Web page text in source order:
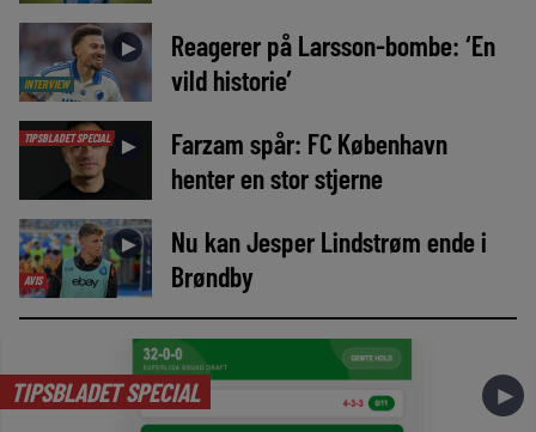
INTERVIEW
►
Reagerer på Larsson-bombe: ‘En
vild historie’
TIPSBLADET SPECIAL ►
Farzam spår: FC København
henter en stor stjerne
AVIS
►
Nu kan Jesper Lindstrøm ende i
Brøndby
TIPSBLADET SPECIAL ►